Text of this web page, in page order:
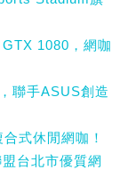
1080，網咖
聯手ASUS創造
式休閒網咖！
台北市優質網